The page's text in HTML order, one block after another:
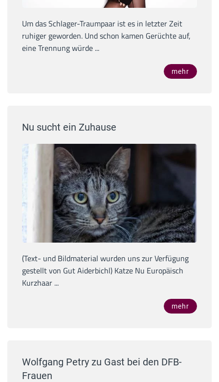
Um das Schlager-Traumpaar ist es in letzter Zeit
ruhiger geworden. Und schon kamen Gerüchte auf,
eine Trennung würde ...
mehr
Nu sucht ein Zuhause
(Text- und Bildmaterial wurden uns zur Verfügung
gestellt von Gut Aiderbichl) Katze Nu Europäisch
Kurzhaar ...
mehr
Wolfgang Petry zu Gast bei den DFB-
Frauen